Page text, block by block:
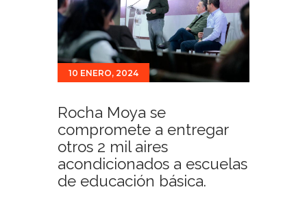
Promociones
Noticias
Para ti
Contacto
10 ENERO, 2024
Rocha Moya se
compromete a entregar
otros 2 mil aires
acondicionados a escuelas
de educación básica.